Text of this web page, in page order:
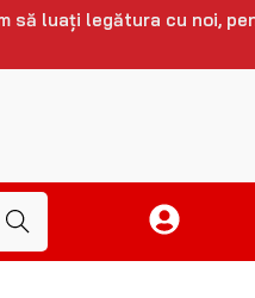
să luați legătura cu noi,
Caută